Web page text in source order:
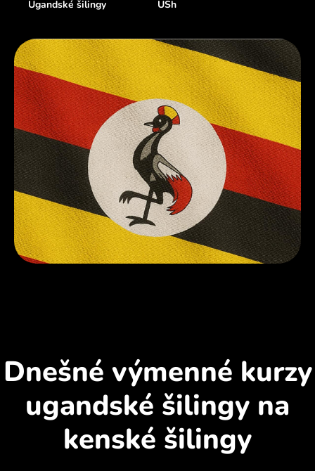
Ugandské šilingy USh
Dnešné výmenné kurzy
ugandské šilingy na
kenské šilingy